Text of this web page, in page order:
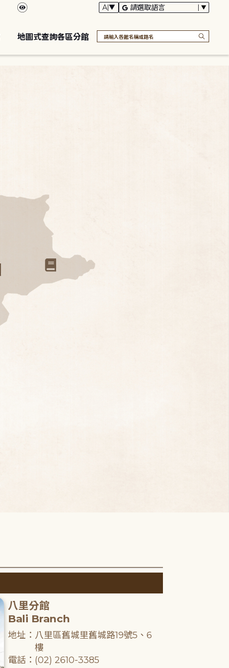
地圖式查詢各區分館
八里分館
Bali Branch
地址：八里區舊城里舊城路19號5、6
樓
電話：(02) 2610-3385